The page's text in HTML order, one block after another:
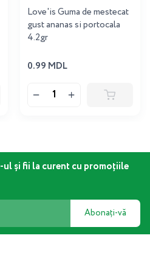
Love'is Guma de mestecat
gust ananas si portocala
4.2gr
0.99 MDL
și fii la curent cu promoțiile
Abonați-vă